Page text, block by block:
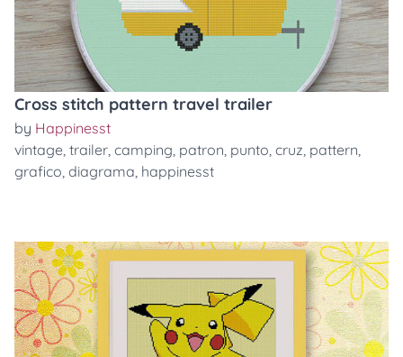
Cross stitch pattern travel trailer
by Happinesst
vintage, trailer, camping, patron, punto, cruz, pattern,
grafico, diagrama, happinesst